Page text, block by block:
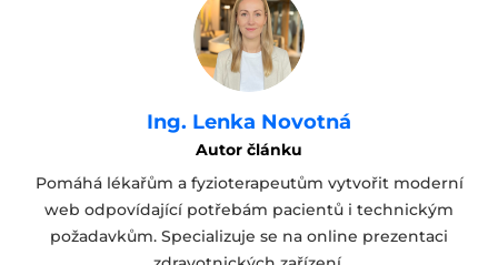
Ing. Lenka Novotná
Autor článku
Pomáhá lékařům a fyzioterapeutům vytvořit moderní
web odpovídající potřebám pacientů i technickým
požadavkům. Specializuje se na online prezentaci